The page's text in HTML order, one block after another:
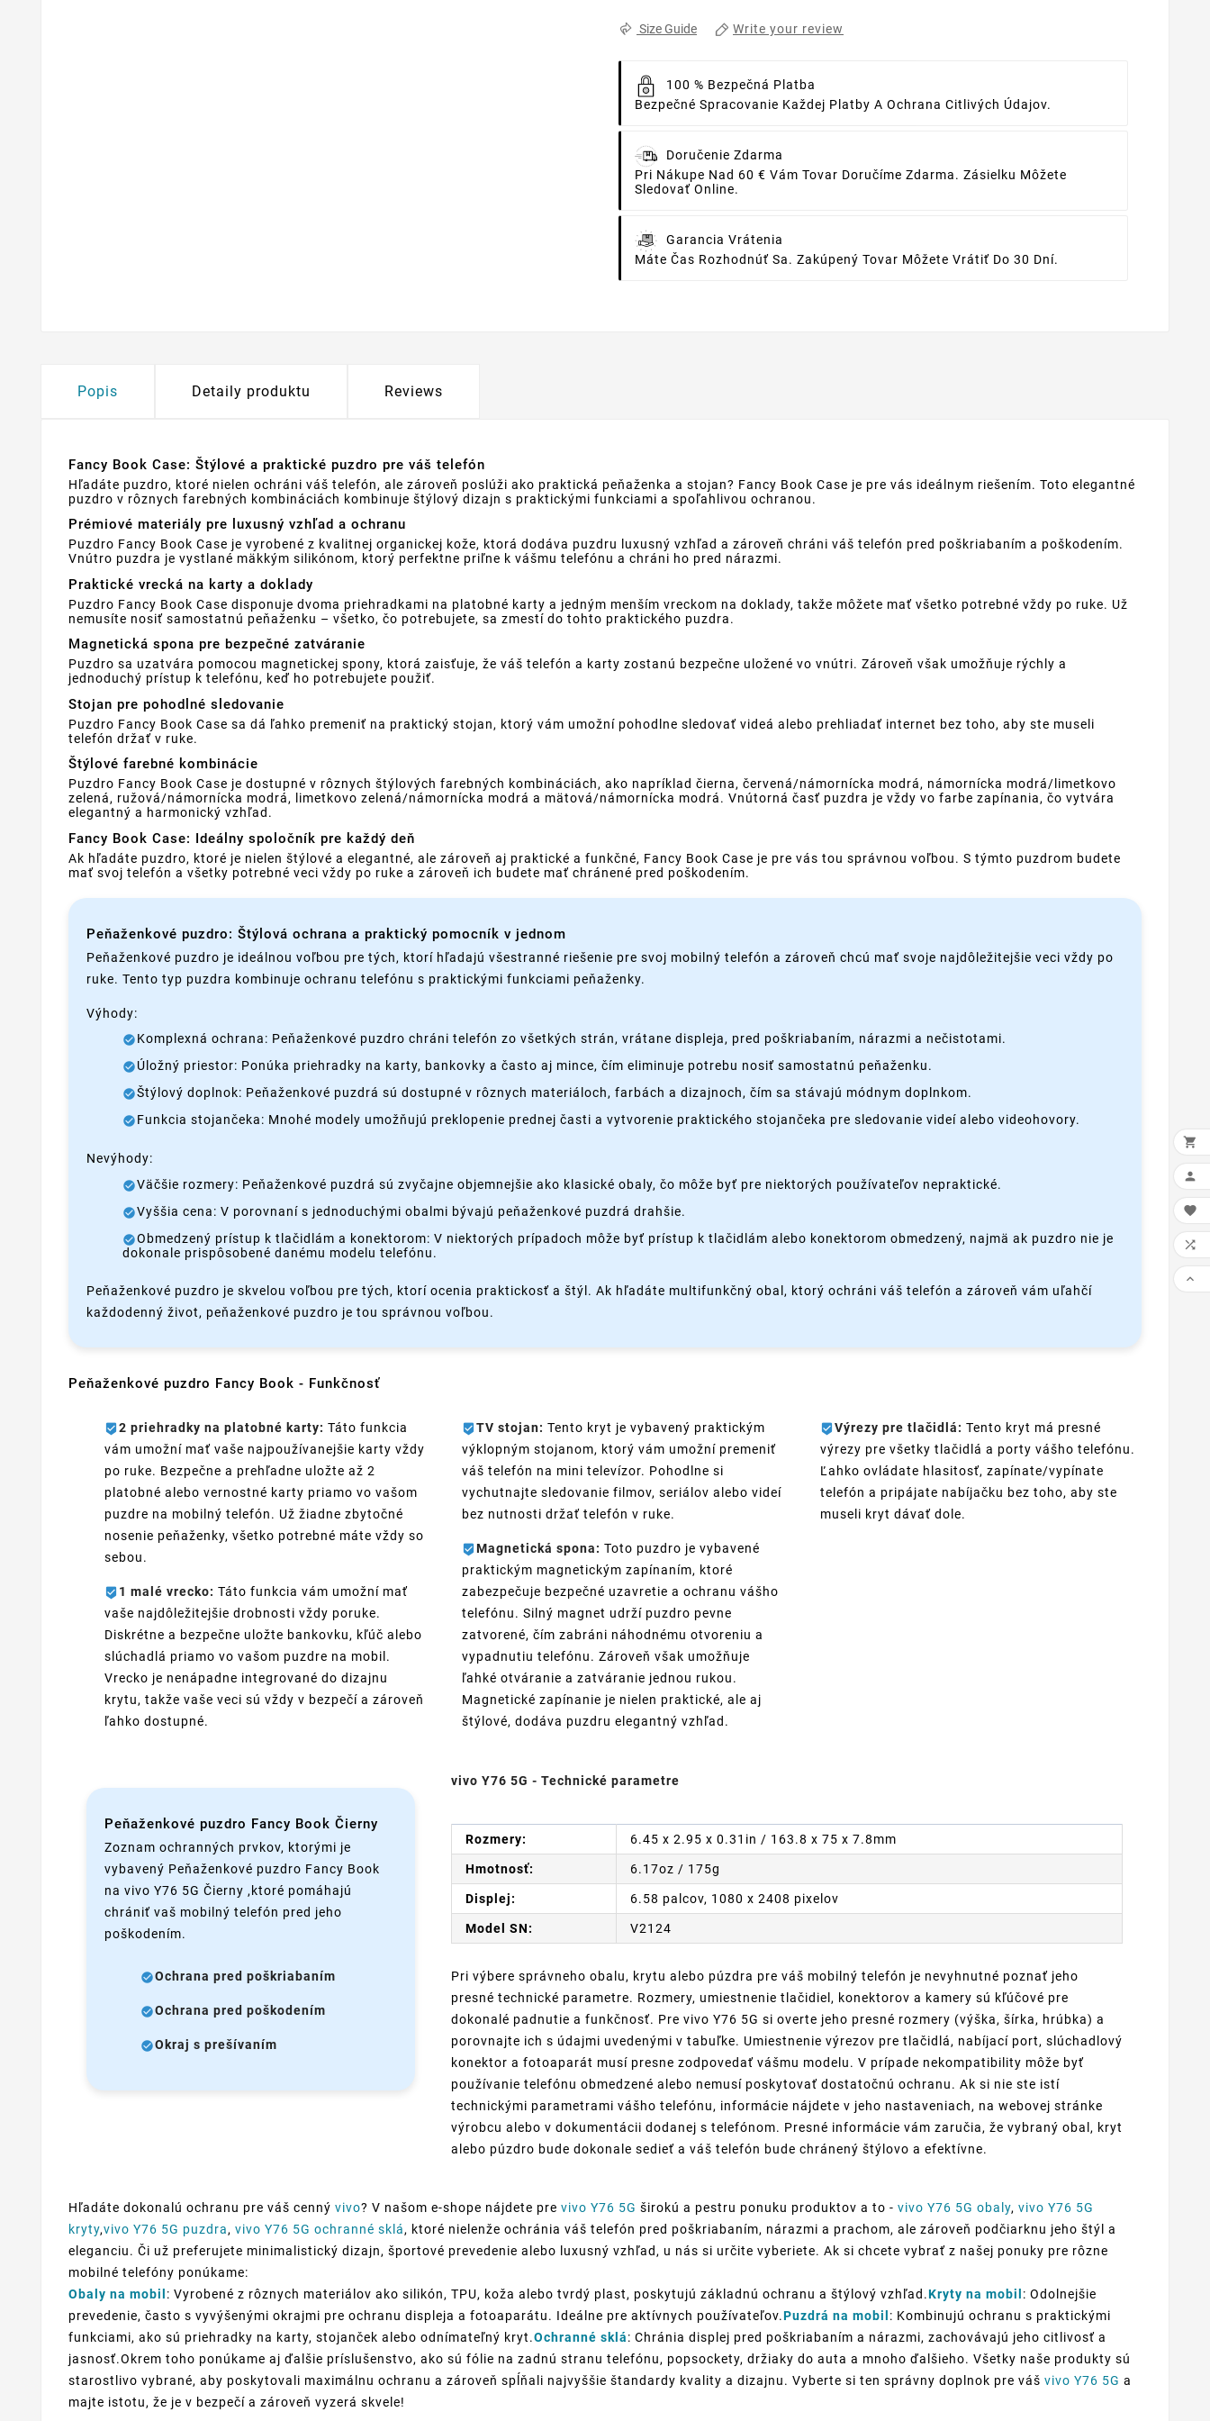
Size Guide Write your review
100 % Bezpečná Platba
Bezpečné Spracovanie Každej Platby A Ochrana Citlivých Údajov.
Doručenie Zdarma
Pri Nákupe Nad 60 € Vám Tovar Doručíme Zdarma. Zásielku Môžete
Sledovať Online.
Garancia Vrátenia
Máte Čas Rozhodnúť Sa. Zakúpený Tovar Môžete Vrátiť Do 30 Dní.
Popis Detaily produktu Reviews
Fancy Book Case: Štýlové a praktické puzdro pre váš telefón
Hľadáte puzdro, ktoré nielen ochráni váš telefón, ale zároveň poslúži ako praktická peňaženka a stojan? Fancy Book Case je pre vás ideálnym riešením. Toto elegantné
puzdro v rôznych farebných kombináciách kombinuje štýlový dizajn s praktickými funkciami a spoľahlivou ochranou.
Prémiové materiály pre luxusný vzhľad a ochranu
Puzdro Fancy Book Case je vyrobené z kvalitnej organickej kože, ktorá dodáva puzdru luxusný vzhľad a zároveň chráni váš telefón pred poškriabaním a poškodením.
Vnútro puzdra je vystlané mäkkým silikónom, ktorý perfektne priľne k vášmu telefónu a chráni ho pred nárazmi.
Praktické vrecká na karty a doklady
Puzdro Fancy Book Case disponuje dvoma priehradkami na platobné karty a jedným menším vreckom na doklady, takže môžete mať všetko potrebné vždy po ruke. Už
nemusíte nosiť samostatnú peňaženku – všetko, čo potrebujete, sa zmestí do tohto praktického puzdra.
Magnetická spona pre bezpečné zatváranie
Puzdro sa uzatvára pomocou magnetickej spony, ktorá zaisťuje, že váš telefón a karty zostanú bezpečne uložené vo vnútri. Zároveň však umožňuje rýchly a
jednoduchý prístup k telefónu, keď ho potrebujete použiť.
Stojan pre pohodlné sledovanie
Puzdro Fancy Book Case sa dá ľahko premeniť na praktický stojan, ktorý vám umožní pohodlne sledovať videá alebo prehliadať internet bez toho, aby ste museli
telefón držať v ruke.
Štýlové farebné kombinácie
Puzdro Fancy Book Case je dostupné v rôznych štýlových farebných kombináciách, ako napríklad čierna, červená/námornícka modrá, námornícka modrá/limetkovo
zelená, ružová/námornícka modrá, limetkovo zelená/námornícka modrá a mätová/námornícka modrá. Vnútorná časť puzdra je vždy vo farbe zapínania, čo vytvára
elegantný a harmonický vzhľad.
Fancy Book Case: Ideálny spoločník pre každý deň
Ak hľadáte puzdro, ktoré je nielen štýlové a elegantné, ale zároveň aj praktické a funkčné, Fancy Book Case je pre vás tou správnou voľbou. S týmto puzdrom budete
mať svoj telefón a všetky potrebné veci vždy po ruke a zároveň ich budete mať chránené pred poškodením.
Peňaženkové puzdro: Štýlová ochrana a praktický pomocník v jednom
Peňaženkové puzdro je ideálnou voľbou pre tých, ktorí hľadajú všestranné riešenie pre svoj mobilný telefón a zároveň chcú mať svoje najdôležitejšie veci vždy po
ruke. Tento typ puzdra kombinuje ochranu telefónu s praktickými funkciami peňaženky.
Výhody:
Komplexná ochrana: Peňaženkové puzdro chráni telefón zo všetkých strán, vrátane displeja, pred poškriabaním, nárazmi a nečistotami.
Úložný priestor: Ponúka priehradky na karty, bankovky a často aj mince, čím eliminuje potrebu nosiť samostatnú peňaženku.
Štýlový doplnok: Peňaženkové puzdrá sú dostupné v rôznych materiáloch, farbách a dizajnoch, čím sa stávajú módnym doplnkom.
Funkcia stojančeka: Mnohé modely umožňujú preklopenie prednej časti a vytvorenie praktického stojančeka pre sledovanie videí alebo videohovory.
Nevýhody:
Väčšie rozmery: Peňaženkové puzdrá sú zvyčajne objemnejšie ako klasické obaly, čo môže byť pre niektorých používateľov nepraktické.
Vyššia cena: V porovnaní s jednoduchými obalmi bývajú peňaženkové puzdrá drahšie.
Obmedzený prístup k tlačidlám a konektorom: V niektorých prípadoch môže byť prístup k tlačidlám alebo konektorom obmedzený, najmä ak puzdro nie je
dokonale prispôsobené danému modelu telefónu.
Peňaženkové puzdro je skvelou voľbou pre tých, ktorí ocenia praktickosť a štýl. Ak hľadáte multifunkčný obal, ktorý ochráni váš telefón a zároveň vám uľahčí
každodenný život, peňaženkové puzdro je tou správnou voľbou.
Peňaženkové puzdro Fancy Book - Funkčnosť
2 priehradky na platobné karty: Táto funkcia
vám umožní mať vaše najpoužívanejšie karty vždy
po ruke. Bezpečne a prehľadne uložte až 2
platobné alebo vernostné karty priamo vo vašom
puzdre na mobilný telefón. Už žiadne zbytočné
nosenie peňaženky, všetko potrebné máte vždy so
sebou.
1 malé vrecko: Táto funkcia vám umožní mať
vaše najdôležitejšie drobnosti vždy poruke.
Diskrétne a bezpečne uložte bankovku, kľúč alebo
slúchadlá priamo vo vašom puzdre na mobil.
Vrecko je nenápadne integrované do dizajnu
krytu, takže vaše veci sú vždy v bezpečí a zároveň
ľahko dostupné.
TV stojan: Tento kryt je vybavený praktickým
výklopným stojanom, ktorý vám umožní premeniť
váš telefón na mini televízor. Pohodlne si
vychutnajte sledovanie filmov, seriálov alebo videí
bez nutnosti držať telefón v ruke.
Magnetická spona: Toto puzdro je vybavené
praktickým magnetickým zapínaním, ktoré
zabezpečuje bezpečné uzavretie a ochranu vášho
telefónu. Silný magnet udrží puzdro pevne
zatvorené, čím zabráni náhodnému otvoreniu a
vypadnutiu telefónu. Zároveň však umožňuje
ľahké otváranie a zatváranie jednou rukou.
Magnetické zapínanie je nielen praktické, ale aj
štýlové, dodáva puzdru elegantný vzhľad.
Výrezy pre tlačidlá: Tento kryt má presné
výrezy pre všetky tlačidlá a porty vášho telefónu.
Ľahko ovládate hlasitosť, zapínate/vypínate
telefón a pripájate nabíjačku bez toho, aby ste
museli kryt dávať dole.
Peňaženkové puzdro Fancy Book Čierny
Zoznam ochranných prvkov, ktorými je
vybavený Peňaženkové puzdro Fancy Book
na vivo Y76 5G Čierny ,ktoré pomáhajú
chrániť vaš mobilný telefón pred jeho
poškodením.
Ochrana pred poškriabaním
Ochrana pred poškodením
Okraj s prešívaním
vivo Y76 5G - Technické parametre
Rozmery: 6.45 x 2.95 x 0.31in / 163.8 x 75 x 7.8mm
Hmotnosť: 6.17oz / 175g
Displej: 6.58 palcov, 1080 x 2408 pixelov
Model SN: V2124
Pri výbere správneho obalu, krytu alebo púzdra pre váš mobilný telefón je nevyhnutné poznať jeho
presné technické parametre. Rozmery, umiestnenie tlačidiel, konektorov a kamery sú kľúčové pre
dokonalé padnutie a funkčnosť. Pre vivo Y76 5G si overte jeho presné rozmery (výška, šírka, hrúbka) a
porovnajte ich s údajmi uvedenými v tabuľke. Umiestnenie výrezov pre tlačidlá, nabíjací port, slúchadlový
konektor a fotoaparát musí presne zodpovedať vášmu modelu. V prípade nekompatibility môže byť
používanie telefónu obmedzené alebo nemusí poskytovať dostatočnú ochranu. Ak si nie ste istí
technickými parametrami vášho telefónu, informácie nájdete v jeho nastaveniach, na webovej stránke
výrobcu alebo v dokumentácii dodanej s telefónom. Presné informácie vám zaručia, že vybraný obal, kryt
alebo púzdro bude dokonale sedieť a váš telefón bude chránený štýlovo a efektívne.
Hľadáte dokonalú ochranu pre váš cenný vivo? V našom e-shope nájdete pre vivo Y76 5G širokú a pestru ponuku produktov a to - vivo Y76 5G obaly, vivo Y76 5G
kryty,vivo Y76 5G puzdra, vivo Y76 5G ochranné sklá, ktoré nielenže ochránia váš telefón pred poškriabaním, nárazmi a prachom, ale zároveň podčiarknu jeho štýl a
eleganciu. Či už preferujete minimalistický dizajn, športové prevedenie alebo luxusný vzhľad, u nás si určite vyberiete. Ak si chcete vybrať z našej ponuky pre rôzne
mobilné telefóny ponúkame:
Obaly na mobil : Vyrobené z rôznych materiálov ako silikón, TPU, koža alebo tvrdý plast, poskytujú základnú ochranu a štýlový vzhľad.Kryty na mobil : Odolnejšie
prevedenie, často s vyvýšenými okrajmi pre ochranu displeja a fotoaparátu. Ideálne pre aktívnych používateľov.Puzdrá na mobil : Kombinujú ochranu s praktickými
funkciami, ako sú priehradky na karty, stojanček alebo odnímateľný kryt.Ochranné sklá: Chránia displej pred poškriabaním a nárazmi, zachovávajú jeho citlivosť a
jasnosť.Okrem toho ponúkame aj ďalšie príslušenstvo, ako sú fólie na zadnú stranu telefónu, popsockety, držiaky do auta a mnoho ďalšieho. Všetky naše produkty sú
starostlivo vybrané, aby poskytovali maximálnu ochranu a zároveň spĺňali najvyššie štandardy kvality a dizajnu. Vyberte si ten správny doplnok pre váš vivo Y76 5G a
majte istotu, že je v bezpečí a zároveň vyzerá skvele!




